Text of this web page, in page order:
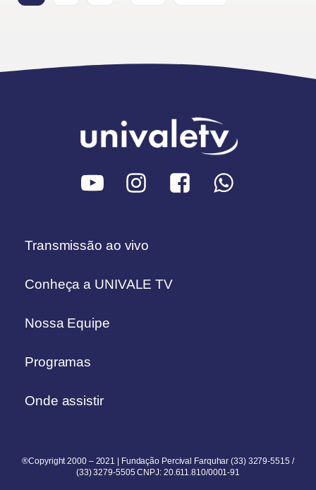
Transmissão ao vivo
Conheça a UNIVALE TV
Nossa Equipe
Programas
Onde assistir
®Copyright 2000 – 2021 | Fundação Percival Farquhar (33) 3279-5515 /
(33) 3279-5505 CNPJ: 20.611.810/0001-91